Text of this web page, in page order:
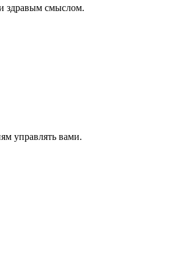
здравым смыслом.
управлять вами.